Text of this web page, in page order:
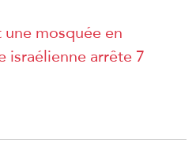
mosquée en
israélienne arrête 7